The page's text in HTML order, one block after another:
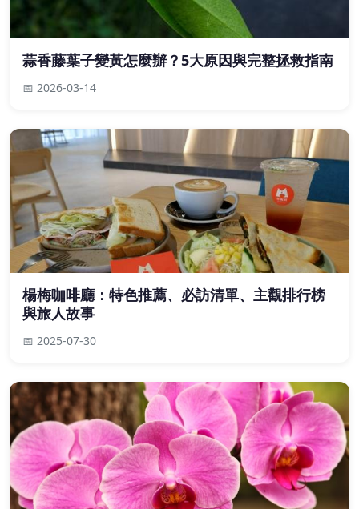
蒜香藤葉子變黃怎麼辦？5大原因與完整拯救指南
📅 2026-03-14
楊梅咖啡廳：特色推薦、必訪清單、主觀排行榜
與旅人故事
📅 2025-07-30